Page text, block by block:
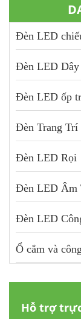
Đèn LED
Đèn LED Dây
Đèn LED ốp
Đèn Trang Trí
Đèn LED Rọi
Đèn LED Âm
Đèn LED
Ổ cắm và
Hỗ trợ